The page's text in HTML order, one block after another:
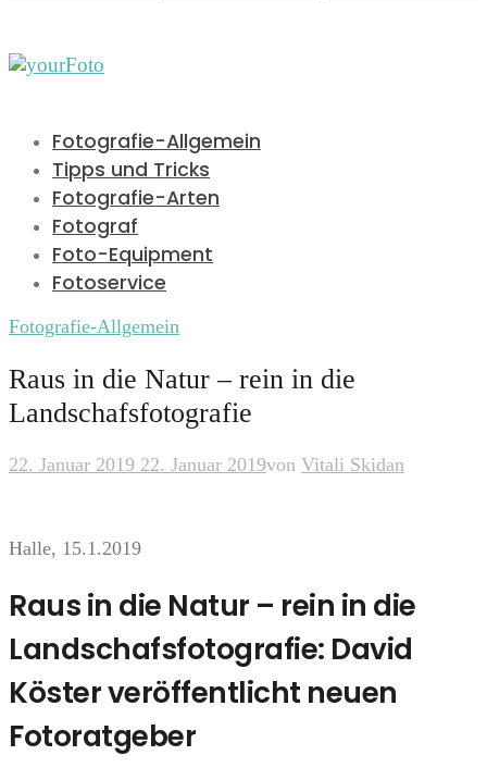
Fotografie-Allgemein
Tipps und Tricks
Fotografie-Arten
Fotograf
Foto-Equipment
Fotoservice
Fotografie-Allgemein
Raus in die Natur – rein in die
Landschafsfotografie
22. Januar 2019 22. Januar 2019von Vitali Skidan
Halle, 15.1.2019
Raus in die Natur – rein in die
Landschafsfotografie: David
Köster veröffentlicht neuen
Fotoratgeber